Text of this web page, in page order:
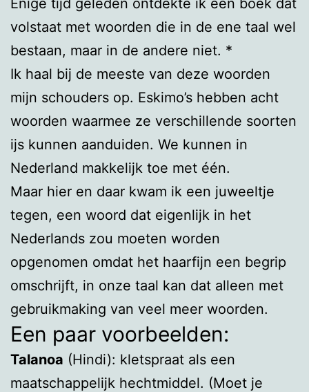
volstaat met woorden die in de ene taal wel
bestaan, maar in de andere niet. *
Ik haal bij de meeste van deze woorden
mijn schouders op. Eskimo’s hebben acht
woorden waarmee ze verschillende soorten
ijs kunnen aanduiden. We kunnen in
Nederland makkelijk toe met één.
Maar hier en daar kwam ik een juweeltje
tegen, een woord dat eigenlijk in het
Nederlands zou moeten worden
opgenomen omdat het haarfijn een begrip
omschrijft, in onze taal kan dat alleen met
gebruikmaking van veel meer woorden.
Een paar voorbeelden:
Talanoa (Hindi): kletspraat als een
maatschappelijk hechtmiddel. (Moet je